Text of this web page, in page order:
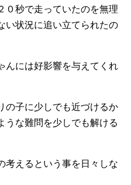
０秒で走っていたのを無理
い状況に追い立てられたの
んには好影響を与えてくれ
の子に少しでも近づけるか
うな難問を少しでも解ける
考えるという事を日々しな